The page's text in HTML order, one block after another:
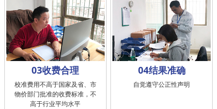
03收费合理
校准费用不高于国家及省、市
物价部门批准的收费标准，不
高于行业平均水平
04结果准确
自觉遵守公正性声明